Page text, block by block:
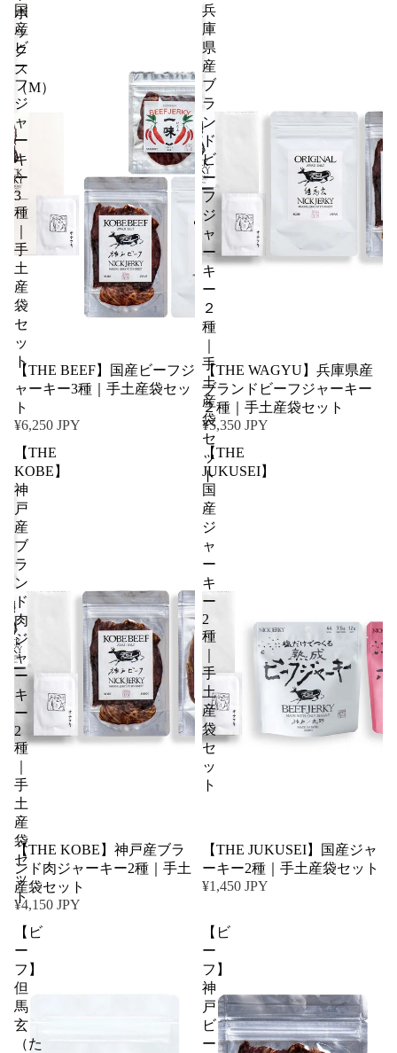
ボ
ッ
ク
ス
（M）
国
産
ビ
ー
フ
ジ
ャ
ー
キ
ー
3
種
手
土
産
袋
セ
ッ
ト
【THE BEEF】国産ビーフジ
ャーキー3種｜手土産袋セッ
ト
¥6,250 JPY
兵
庫
県
産
ブ
ラ
ン
ド
ビ
ー
フ
ジ
ャ
ー
キ
ー
２
種
手
土
産
袋
セ
ッ
ト
【THE WAGYU】兵庫県産
ブランドビーフジャーキー
２種｜手土産袋セット
¥5,350 JPY
【THE
KOBE】
神
戸
産
ブ
ラ
ン
ド
肉
ジ
ャ
ー
キ
ー
2
種
手
土
産
袋
セ
ッ
ト
【THE KOBE】神戸産ブラ
ンド肉ジャーキー2種｜手土
産袋セット
¥4,150 JPY
【THE
JUKUSEI】
国
産
ジ
ャ
ー
キ
ー
2
種
手
土
産
袋
セ
ッ
ト
【THE JUKUSEI】国産ジャ
ーキー2種｜手土産袋セット
¥1,450 JPY
【ビ
ー
フ】
但
馬
玄
（た
【ビ
ー
フ】
神
戸
ビ
ー